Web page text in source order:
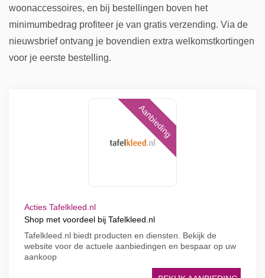
woonaccessoires, en bij bestellingen boven het
minimumbedrag profiteer je van gratis verzending. Via de
nieuwsbrief ontvang je bovendien extra welkomstkortingen
voor je eerste bestelling.
Aanbieding
Acties Tafelkleed.nl
Shop met voordeel bij Tafelkleed.nl
Tafelkleed.nl biedt producten en diensten. Bekijk de
website voor de actuele aanbiedingen en bespaar op uw
aankoop